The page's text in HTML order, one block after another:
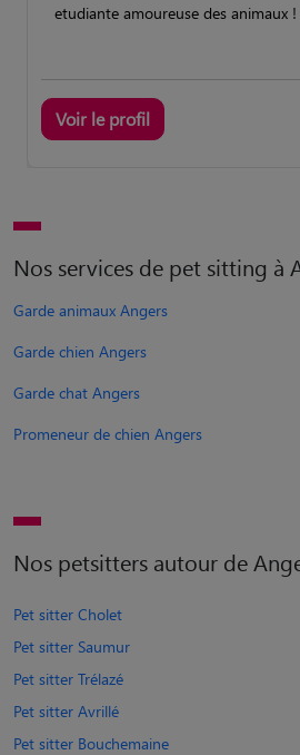
etudiante amoureuse des animaux !
Voir le profil
Nos services de pet sitting à
Garde animaux Angers
Garde chien Angers
Garde chat Angers
Promeneur de chien Angers
Nos petsitters autour de
Pet sitter Cholet
Pet sitter Saumur
Pet sitter Trélazé
Pet sitter Avrillé
Pet sitter Bouchemaine